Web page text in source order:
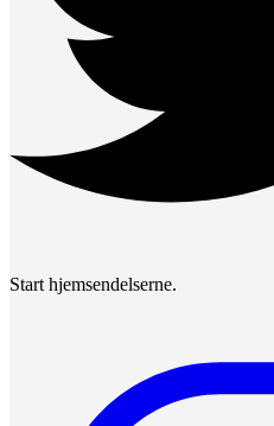
Start hjemsendelserne.